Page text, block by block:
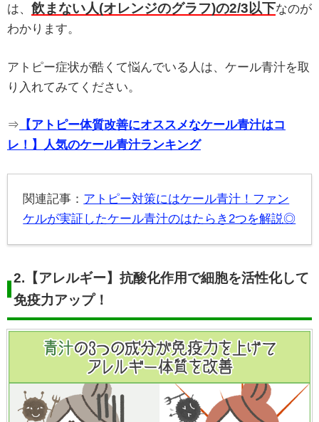
は、 飲まない人(オレンジのグラフ)の2/3以下なのが
わかります。
アトピー症状が酷くて悩んでいる人は、ケール青汁を取
り入れてみてください。
⇒ 【アトピー体質改善にオススメなケール青汁はコ
レ！】人気のケール青汁ランキング
関連記事： アトピー対策にはケール青汁！ファン
ケルが実証したケール青汁のはたらき2つを解説◎
2. 【アレルギー】抗酸化作用で細胞を活性化して
免疫力アップ！